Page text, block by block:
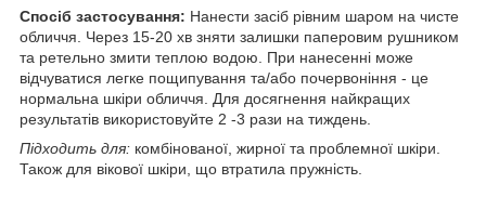
Спосіб застосування: Нанести засіб рівним шаром на чисте
обличчя. Через 15-20 хв зняти залишки паперовим рушником
та ретельно змити теплою водою. При нанесенні може
відчуватися легке пощипування та/або почервоніння - це
нормальна шкіри обличчя. Для досягнення найкращих
результатів використовуйте 2 -3 рази на тиждень.
Підходить для: комбінованої, жирної та проблемної шкіри.
Також для вікової шкіри, що втратила пружність.